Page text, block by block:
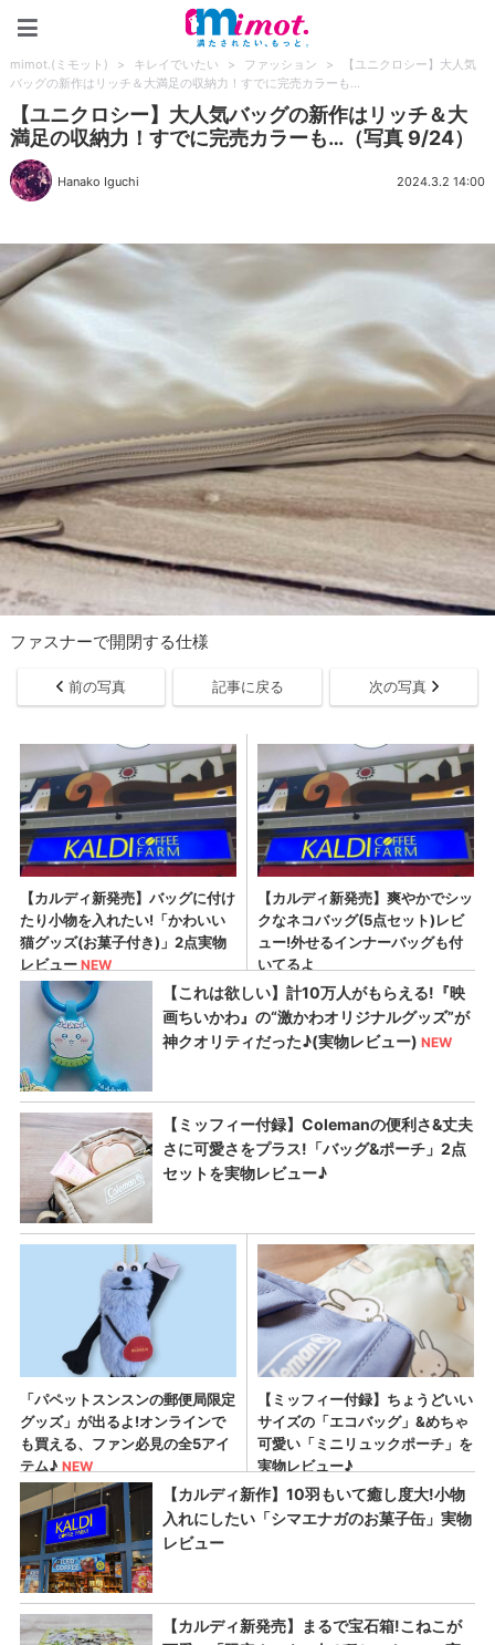
mimot.(ミモット) > キレイでいたい > ファッション >
【ユニクロシー】大人気
バッグの新作はリッチ＆大満足の収納力！すでに完売カラーも…
【ユニクロシー】大人気バッグの新作はリッチ＆大
満足の収納力！すでに完売カラーも…（写真 9/24）
Hanako Iguchi 2024.3.2 14:00
ファスナーで開閉する仕様
前の写真 記事に戻る 次の写真